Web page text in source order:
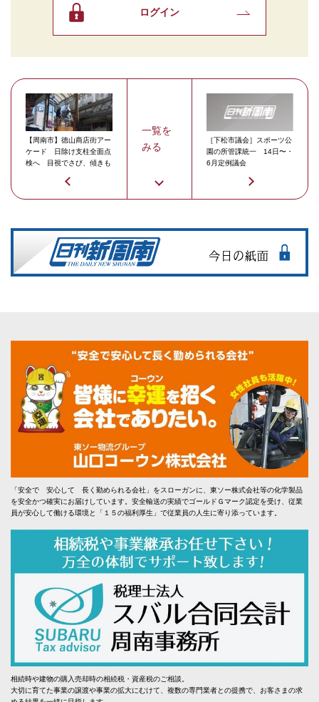
ログイン
【周南市】徳山商店街アー
ケード 日除け支柱全面点
検へ 目視でさび、傾きも
一覧を
みる
［下松市議会］スポーツ公
園の所管課統一 14日〜・
6月定例議会
「安全で 安心して 長く勤められる会社」をスローガンに、東ソー株式会社等の化学製品
を安全かつ確実にお届けしています。安全輸送の実績でゴールドＧマーク認定を受け、従業
員が安心して働ける環境と「１５の福利厚生」で従業員の人生に寄り添っています。
相続時や建物の購入売却時の相続税・資産税のご相談。
大切に育てた事業の譲渡や事業の拡大にむけて、複数の専門業者との提携で、お客さまの求